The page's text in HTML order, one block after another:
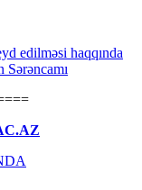
edilməsi haqqında